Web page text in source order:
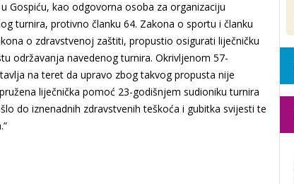
Gospiću, kao odgovorna osoba za organizaciju
turnira, protivno članku 64. Zakona o sportu i članku
o zdravstvenoj zaštiti, propustio osigurati liječničku
održavanja navedenog turnira. Okrivljenom 57-
na teret da upravo zbog takvog propusta nije
liječnička pomoć 23-godišnjem sudioniku turnira
do iznenadnih zdravstvenih teškoća i gubitka svijesti te